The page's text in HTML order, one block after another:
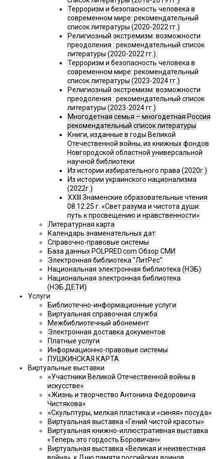
Терроризм и безопасность человека в
современном мире: рекомендательный
список литературы (2020-2022 гг.)
Религиозный экстремизм: возможности
преодоления : рекомендательный список
литературы (2020-2022 гг.).
Терроризм и безопасность человека в
современном мире: рекомендательный
список литературы (2023-2024 гг.)
Религиозный экстремизм: возможности
преодоления : рекомендательный список
литературы (2023-2024 гг.)
Многодетная семья – многодетная Россия
рекомендательный список литературы
Книги, изданные в годы Великой
Отечественной войны, из книжных фондов
Новгородской областной универсальной
научной библиотеки
Из истории избирательного права (2020г.)
Из истории украинского национализма
(2022г.)
XXIII Знаменские образовательные чтения
08.12.25 г. «Свет разума и чистота души:
путь к просвещению и нравственности»
Литературная карта
Календарь знаменательных дат
Справочно-правовые системы
База данных POLPRED.com Обзор СМИ
Электронная библиотека "ЛитРес"
Национальная электронная библиотека (НЭБ)
Национальная электронная библиотека
(НЭБ.ДЕТИ)
Услуги
Библиотечно-информационные услуги
Виртуальная справочная служба
Межбиблиотечный абонемент
Электронная доставка документов
Платные услуги
Информационно-правовые системы
ПУШКИНСКАЯ КАРТА
Виртуальные выставки
«Участники Великой Отечественной войны в
искусстве»
«Жизнь и творчество Антонина Федоровича
Чистякова»
«Скульптуры, мелкая пластика и «синяя» посуда»
Виртуальная выставка «Гений чистой красоты»
Виртуальная книжно-иллюстративная выставка
«Теперь это гордость Боровичан»
Виртуальная выставка «Великая и неизвестная